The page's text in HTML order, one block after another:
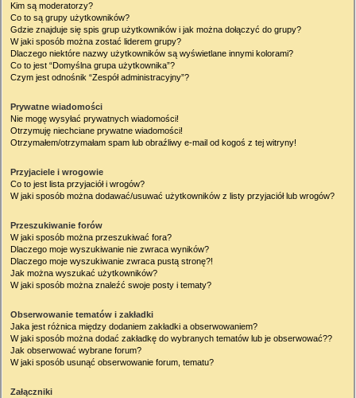
Kim są moderatorzy?
Co to są grupy użytkowników?
Gdzie znajduje się spis grup użytkowników i jak można dołączyć do grupy?
W jaki sposób można zostać liderem grupy?
Dlaczego niektóre nazwy użytkowników są wyświetlane innymi kolorami?
Co to jest “Domyślna grupa użytkownika”?
Czym jest odnośnik “Zespół administracyjny”?
Prywatne wiadomości
Nie mogę wysyłać prywatnych wiadomości!
Otrzymuję niechciane prywatne wiadomości!
Otrzymałem/otrzymałam spam lub obraźliwy e-mail od kogoś z tej witryny!
Przyjaciele i wrogowie
Co to jest lista przyjaciół i wrogów?
W jaki sposób można dodawać/usuwać użytkowników z listy przyjaciół lub wrogów?
Przeszukiwanie forów
W jaki sposób można przeszukiwać fora?
Dlaczego moje wyszukiwanie nie zwraca wyników?
Dlaczego moje wyszukiwanie zwraca pustą stronę?!
Jak można wyszukać użytkowników?
W jaki sposób można znaleźć swoje posty i tematy?
Obserwowanie tematów i zakładki
Jaka jest różnica między dodaniem zakładki a obserwowaniem?
W jaki sposób można dodać zakładkę do wybranych tematów lub je obserwować??
Jak obserwować wybrane forum?
W jaki sposób usunąć obserwowanie forum, tematu?
Załączniki